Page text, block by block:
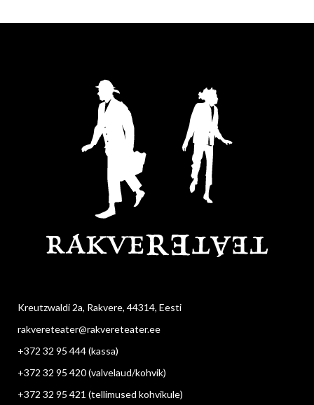
Kreutzwaldi 2a, Rakvere, 44314, Eesti
rakvereteater@rakvereteater.ee
+372 32 95 444(kassa)
+372 32 95 420(valvelaud/kohvik)
+372 32 95 421 (tellimused kohvikule)